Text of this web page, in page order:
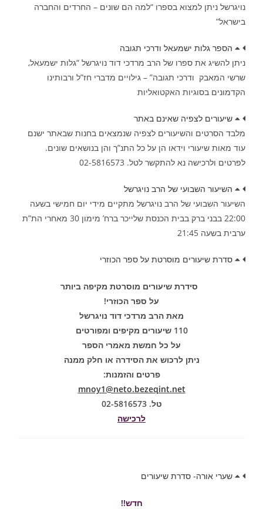
נויגרשל ניתן למצוא בספרו “למה הם שונים – החרדים והחברה
בישראל”
הספר גלות ישמעאל ודרכי תגובה
ניתן להשיג את ספרו של הרב מרדכי דוד נויגרשל “גלות ישמעאל,
שרשי המאבק ודרכי תגובה” – גילויים מדברי חז”ל ורבותינו
הקדמונים בסוגיות האקטואליות
שיעורים לצפיה שאינם באתר
מלבד הסרטים והשיעורים לצפיה שנמצאים בחנות שבאתר ישנם
עוד מאות שיעורי וידאו הן על כל התנ”ך והן בנושאים שונים.
לפרטים ולרכישה נא להתקשר לטל. 02-5816573
השיעור השבועי של הרב נויגרשל
השיעור השבועי של הרב נויגרשל מתקיים מידי יום חמישי בשעה
22:00 בבני ברק בבית הכנסת שלייכר ברח’ מימון 30 מאחרי הת”ת
ערבית בשעה 21:45
סדרת שיעורים מוסרטת על ספר הכוזרי
סידרת שיעורים מוסרטת מקיפה ביותר
על ספר הכוזרי!
מאת הרב מרדכי דוד נויגרשל
110 שיעורים מקיפים ומפורטים
על כל חמשת מאמרי הספר
ניתן לרכוש את הסידרה או חלק ממנה
פרטים והזמנות:
mnoy1@neto.bezeqint.net
טל. 02-5816573
לרכישה
שערי אורה- סדרת שיעורים
חדש!!